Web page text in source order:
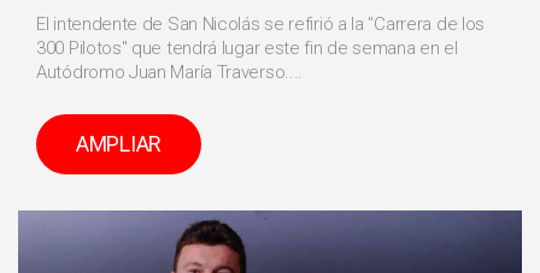
El intendente de San Nicolás se refirió a la "Carrera de los
300 Pilotos" que tendrá lugar este fin de semana en el
Autódromo Juan María Traverso....
AMPLIAR